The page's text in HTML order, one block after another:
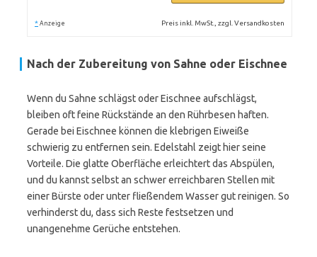
* Anzeige Preis inkl. MwSt., zzgl. Versandkosten
Nach der Zubereitung von Sahne oder Eischnee
Wenn du Sahne schlägst oder Eischnee aufschlägst,
bleiben oft feine Rückstände an den Rührbesen haften.
Gerade bei Eischnee können die klebrigen Eiweiße
schwierig zu entfernen sein. Edelstahl zeigt hier seine
Vorteile. Die glatte Oberfläche erleichtert das Abspülen,
und du kannst selbst an schwer erreichbaren Stellen mit
einer Bürste oder unter fließendem Wasser gut reinigen. So
verhinderst du, dass sich Reste festsetzen und
unangenehme Gerüche entstehen.